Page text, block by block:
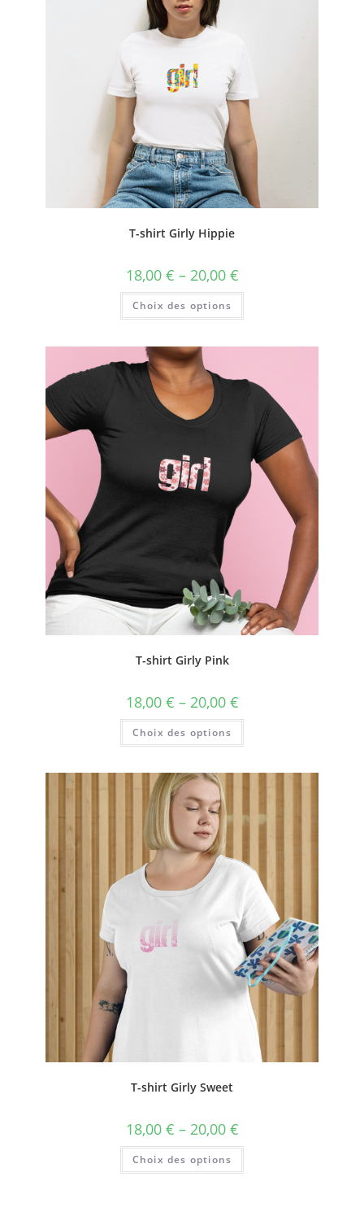
T-shirt Girly Hippie
18,00 € – 20,00 €
Choix des options
T-shirt Girly Pink
18,00 € – 20,00 €
Choix des options
T-shirt Girly Sweet
18,00 € – 20,00 €
Choix des options